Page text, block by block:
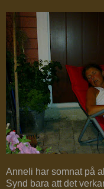
Anneli har somnat på
Synd bara att det